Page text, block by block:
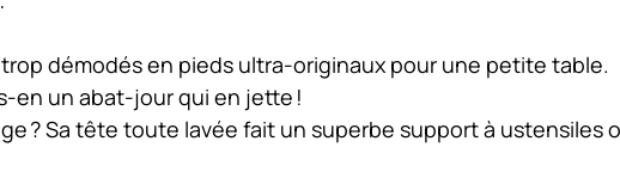
démodés en pieds ultra-originaux pour une petite table.
en un abat-jour qui en jette !
? Sa tête toute lavée fait un superbe support à ustensiles